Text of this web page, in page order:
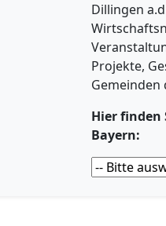
Dillingen
Projekte,
Gemeinden
Hier finden
Bayern: